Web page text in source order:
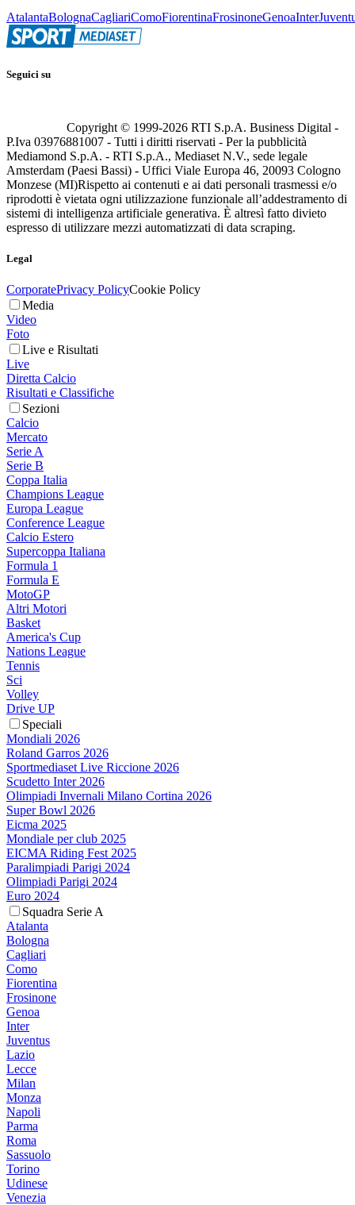
AtalantaBolognaCagliariComoFiorentinaFrosinoneGenoaInter
Seguici su
Copyright © 1999-2026 RTI S.p.A. Business Digital -
P.Iva 03976881007 - Tutti i diritti riservati - Per la pubblicità
Mediamond S.p.A. - RTI S.p.A., Mediaset N.V., sede legale
Amsterdam (Paesi Bassi) - Uffici Viale Europa 46, 20093 Cologno
Monzese (MI)Rispetto ai contenuti e ai dati personali trasmessi e/o
riprodotti è vietata ogni utilizzazione funzionale all’addestramento di
sistemi di intelligenza artificiale generativa. È altresì fatto divieto
espresso di utilizzare mezzi automatizzati di data scraping.
Legal
CorporatePrivacy PolicyCookie Policy
Media
Video
Foto
Live e Risultati
Live
Diretta Calcio
Risultati e Classifiche
Sezioni
Calcio
Mercato
Serie A
Serie B
Coppa Italia
Champions League
Europa League
Conference League
Calcio Estero
Supercoppa Italiana
Formula 1
Formula E
MotoGP
Altri Motori
Basket
America's Cup
Nations League
Tennis
Sci
Volley
Drive UP
Speciali
Mondiali 2026
Roland Garros 2026
Sportmediaset Live Riccione 2026
Scudetto Inter 2026
Olimpiadi Invernali Milano Cortina 2026
Super Bowl 2026
Eicma 2025
Mondiale per club 2025
EICMA Riding Fest 2025
Paralimpiadi Parigi 2024
Olimpiadi Parigi 2024
Euro 2024
Squadra Serie A
Atalanta
Bologna
Cagliari
Como
Fiorentina
Frosinone
Genoa
Inter
Juventus
Lazio
Lecce
Milan
Monza
Napoli
Parma
Roma
Sassuolo
Torino
Udinese
Venezia